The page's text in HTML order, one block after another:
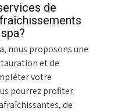
de
nous proposons une
et de
votre
pourrez profiter
de